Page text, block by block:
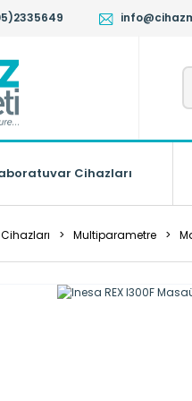
Cihazları
Multiparametre